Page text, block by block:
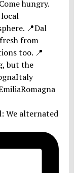
We alternated